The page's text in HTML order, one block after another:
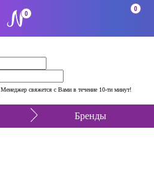
Менеджер свяжется с Вами в течение 10-ти минут!
0
0
Бренды